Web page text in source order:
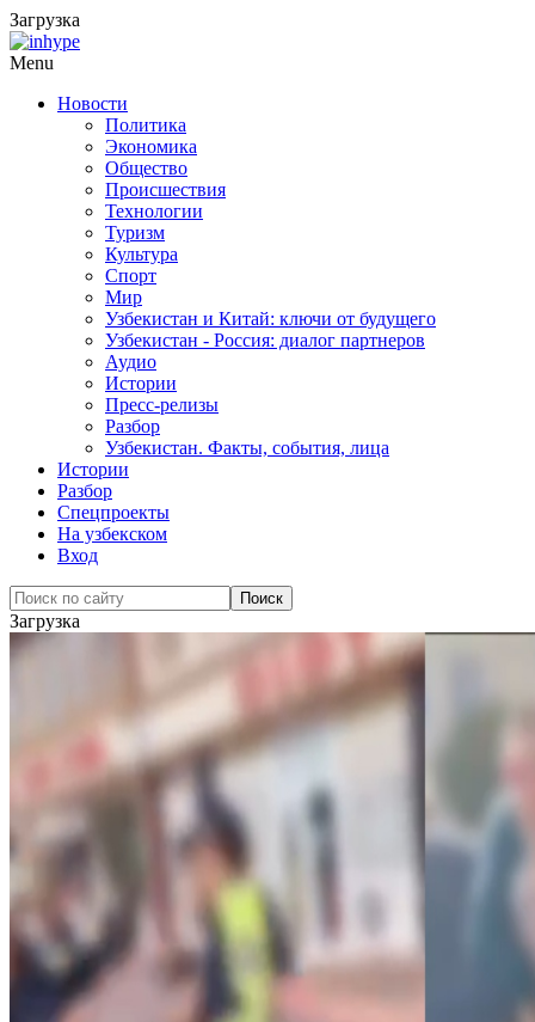
Загрузка
Menu
Новости
Политика
Экономика
Общество
Происшествия
Технологии
Туризм
Культура
Спорт
Мир
Узбекистан и Китай: ключи от будущего
Узбекистан - Россия: диалог партнеров
Аудио
Истории
Пресс-релизы
Разбор
Узбекистан. Факты, события, лица
Истории
Разбор
Спецпроекты
На узбекском
Вход
Загрузка